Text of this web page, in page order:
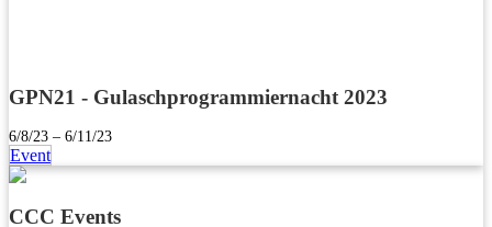
GPN21 - Gulaschprogrammiernacht 2023
6/8/23 – 6/11/23
Event
CCC Events